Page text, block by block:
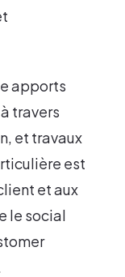
apports
travers
et travaux
est
et aux
le social